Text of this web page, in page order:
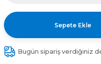
Sepete Ekle
Bugün sipariş verdiğiniz